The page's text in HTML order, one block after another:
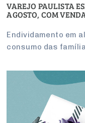
VAREJO PAULISTA
AGOSTO, COM
Endividamento em
consumo das